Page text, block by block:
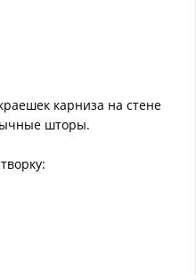
карниза на стене
шторы.